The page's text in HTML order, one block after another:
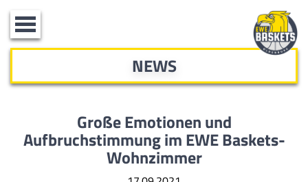
Toggle
navigation
NEWS
Große Emotionen und
Aufbruchstimmung im EWE Baskets-
Wohnzimmer